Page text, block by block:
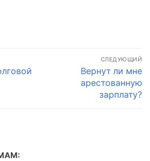
СЛЕДУЮЩИЙ
Следующая
запись:
Вернут ли мне
арестованную
зарплату?